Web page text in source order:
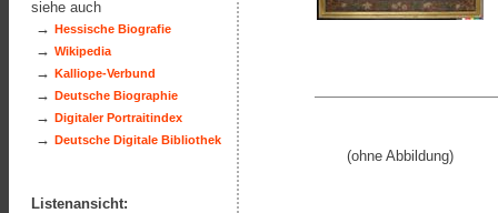
(ohne Abbildung)
siehe auch
→ Hessische Biografie
→ Wikipedia
→ Kalliope-Verbund
→ Deutsche Biographie
→ Digitaler Portraitindex
→ Deutsche Digitale Bibliothek
Listenansicht: